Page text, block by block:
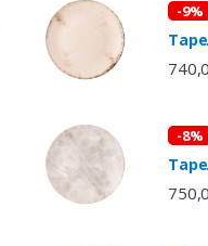
-9%
-8%